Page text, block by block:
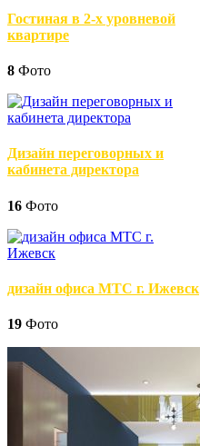
Гостиная в 2-х уровневой
квартире
8 Фото
Дизайн переговорных и
кабинета директора
16 Фото
дизайн офиса МТС г. Ижевск
19 Фото